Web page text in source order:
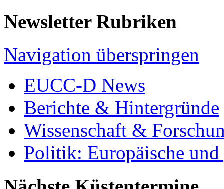
Newsletter Rubriken
Navigation überspringen
EUCC-D News
Berichte & Hintergründe
Wissenschaft &
Politik: Europäische